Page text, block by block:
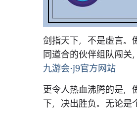
剑指天下，不是虚言。
同道合的伙伴组队闯关
九游会·j9官方网站
更令人热血沸腾的是，
下，决出胜负。无论